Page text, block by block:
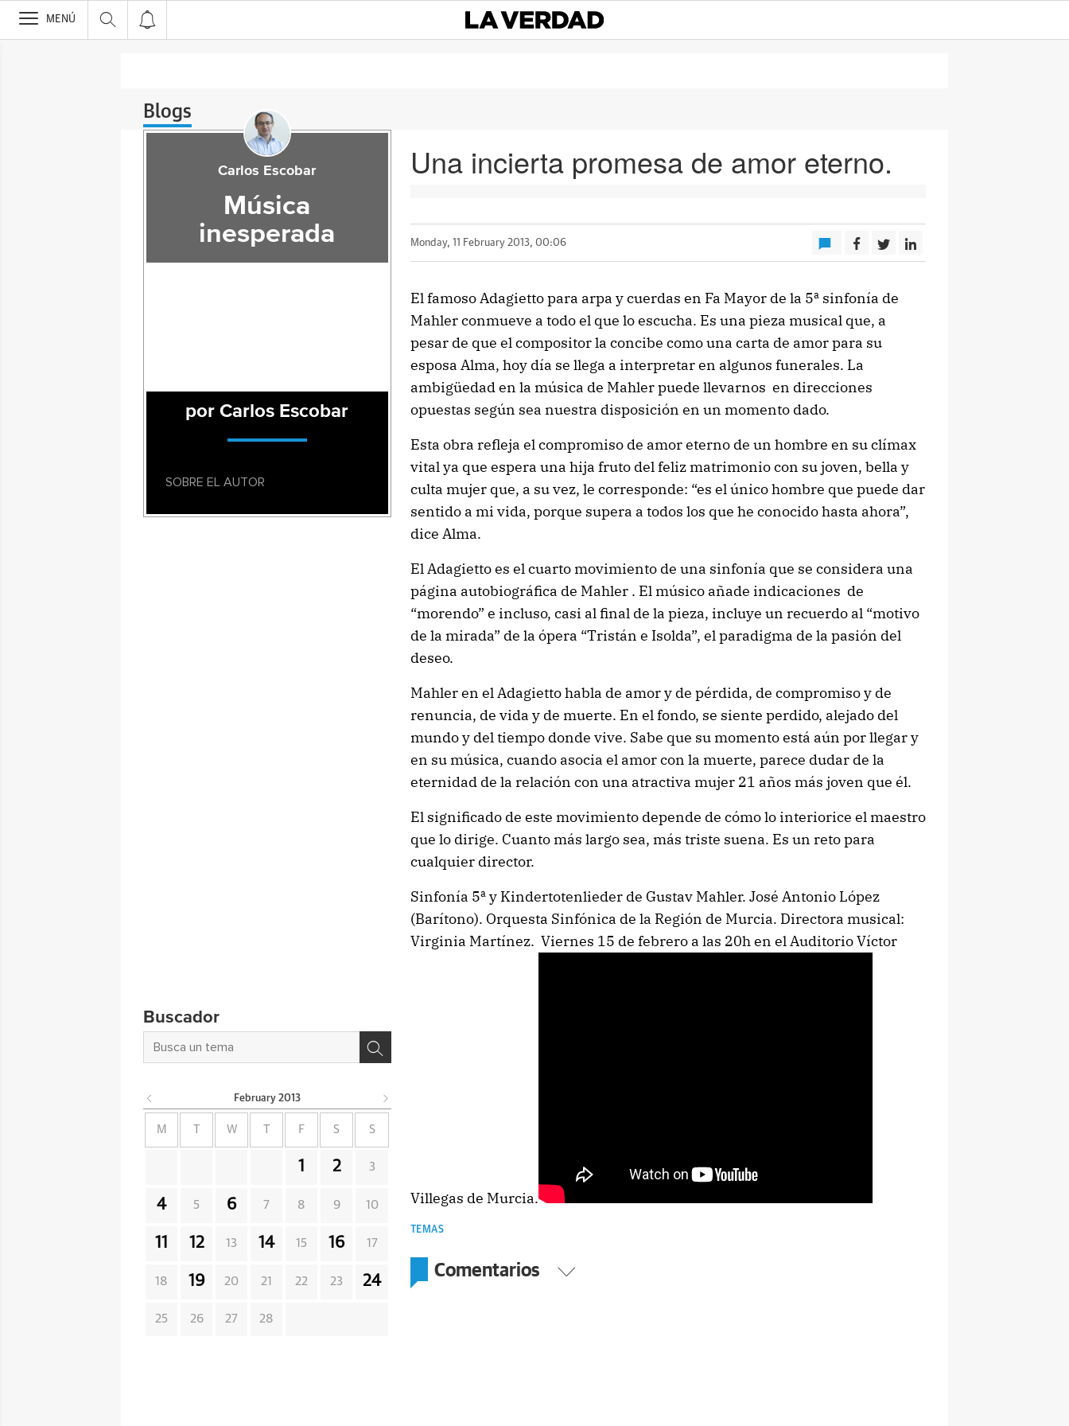
>
MENÚ
Blogs
Una incierta promesa de amor eterno.
Monday, 11 February 2013, 00:06
El famoso Adagietto para arpa y cuerdas en Fa Mayor de la 5ª sinfonía de
Mahler conmueve a todo el que lo escucha. Es una pieza musical que, a
pesar de que el compositor la concibe como una carta de amor para su
esposa Alma, hoy día se llega a interpretar en algunos funerales. La
ambigüedad en la música de Mahler puede llevarnos en direcciones
opuestas según sea nuestra disposición en un momento dado.
Esta obra refleja el compromiso de amor eterno de un hombre en su clímax
vital ya que espera una hija fruto del feliz matrimonio con su joven, bella y
culta mujer que, a su vez, le corresponde: “es el único hombre que puede dar
sentido a mi vida, porque supera a todos los que he conocido hasta ahora”,
dice Alma.
El Adagietto es el cuarto movimiento de una sinfonía que se considera una
página autobiográfica de Mahler . El músico añade indicaciones de
“morendo” e incluso, casi al final de la pieza, incluye un recuerdo al “motivo
de la mirada” de la ópera “Tristán e Isolda”, el paradigma de la pasión del
deseo.
Mahler en el Adagietto habla de amor y de pérdida, de compromiso y de
renuncia, de vida y de muerte. En el fondo, se siente perdido, alejado del
mundo y del tiempo donde vive. Sabe que su momento está aún por llegar y
en su música, cuando asocia el amor con la muerte, parece dudar de la
eternidad de la relación con una atractiva mujer 21 años más joven que él.
El significado de este movimiento depende de cómo lo interiorice el maestro
que lo dirige. Cuanto más largo sea, más triste suena. Es un reto para
cualquier director.
Sinfonía 5ª y Kindertotenlieder de Gustav Mahler. José Antonio López
(Barítono). Orquesta Sinfónica de la Región de Murcia. Directora musical:
Virginia Martínez. Viernes 15 de febrero a las 20h en el Auditorio Víctor
Villegas de Murcia.
TEMAS
Comentarios
Carlos Escobar
Música
inesperada
por Carlos Escobar
SOBRE EL AUTOR
Buscador
February 2013
M W F S S
1 2 3
4 5 6 7 8 9 10
11 12 13 14 15 16 17
18 19 20 21 22 23 24
25 26 27 28